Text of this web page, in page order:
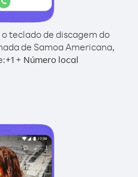
teclado de discagem do
de Samoa Americana,
+1 + Número local